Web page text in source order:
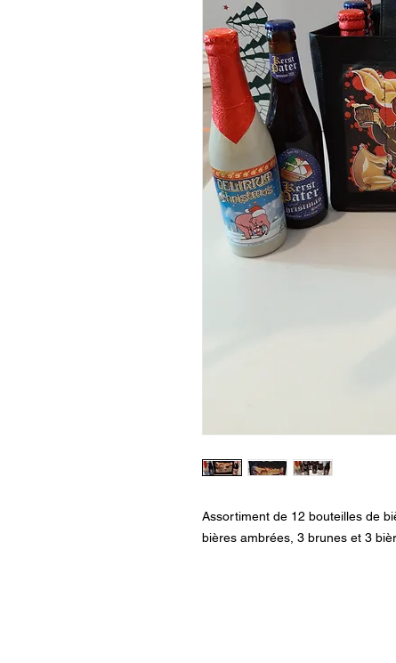
Assortiment de 12 bouteilles de
bières ambrées, 3 brunes et 3